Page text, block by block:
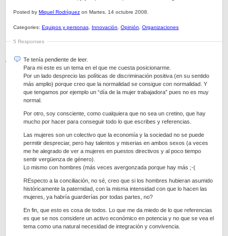
Posted by Miquel Rodríguez on Martes, 14 octubre 2008.
Categories: Equipos y personas Innovación Opinión Organizaciones
5 Responses
Te tenía pendiente de leer.
Para mi este es un tema en el que me cuesta posicionarme.
Por un lado desprecio las políticas de discriminación positiva (en su sentido
más amplio) porque creo que la normalidad se consigue con normalidad. Y
que tengamos por ejemplo un “día de la mujer trabajadora” pues no es muy
normal.
Por otro, soy consciente, como cualquiera que no sea un cretino, que hay
mucho por hacer para conseguir todo lo que escribes y referencias.
Las mujeres son un colectivo que la economía y la sociedad no se puede
permitir despreciar, pero hay talentos y miserias en ambos sexos (a veces
me he alegrado de ver a mujeres en puestos directivos y al poco tiempo
sentir vergüenza de género).
Lo mismo con hombres (más veces avergonzada porque hay más ;-(
REspecto a la conciliación, no sé, creo que si los hombres hubieran asumido
históricamente la paternidad, con la misma intensidad con que lo hacen las
mujeres, ya habría guarderías por todas partes, no?
En fin, que esto es cosa de todos. Lo que me da miedo de lo que referencias
es que se nos considere un activo económico en potencia y no que se vea el
tema como una natural necesidad de integración y convivencia.